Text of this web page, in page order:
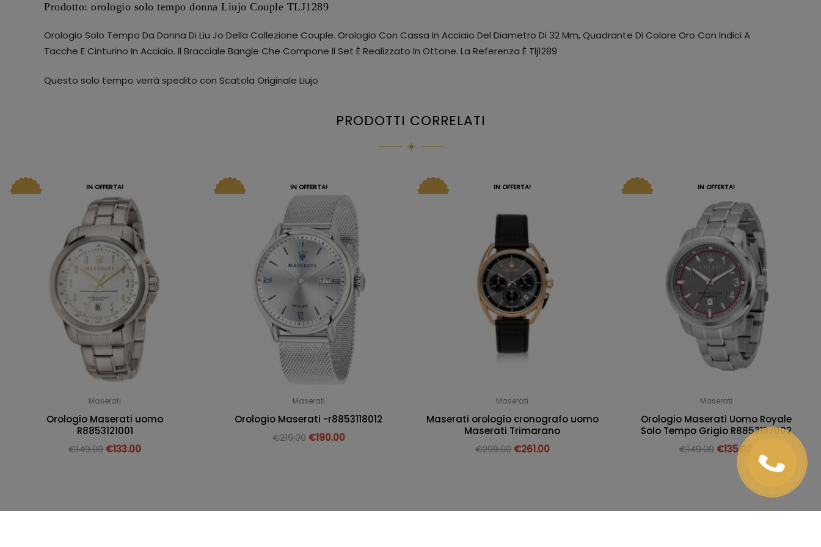
Prodotto: orologio solo tempo donna Liujo Couple TLJ1289
Orologio Solo Tempo Da Donna Di Liu Jo Della Collezione Couple. Orologio Con Cassa In Acciaio Del Diametro Di 32 Mm, Quadrante Di Colore Oro Con Indici A
Tacche E Cinturino In Acciaio. Il Bracciale Bangle Che Compone Il Set È Realizzato In Ottone. La Referenza È Tlj1289
Questo solo tempo verrà spedito con Scatola Originale Liujo
PRODOTTI CORRELATI
IN OFFERTA!
Maserati
Orologio Maserati uomo
R8853121001
€149.00 €133.00
IN OFFERTA!
Maserati
Orologio Maserati -r8853118012
€219.00 €190.00
IN OFFERTA!
Maserati
Maserati orologio cronografo uomo
Maserati Trimarano
€299.00 €261.00
IN OFFERTA!
Maserati
Orologio Maserati Uomo Royale
Solo Tempo Grigio R8853137002
€149.00 €135.00